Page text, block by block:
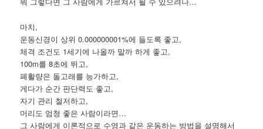
마치,
운동신경이 상위 0.000000001%에 들도록 좋고,
체격 조건도 1세기에 나올까 말까 하게 좋고,
100m를 8초에 뛰고,
폐활량은 돌고래를 능가하고,
게다가 순간 판단력도 좋고,
자기 관리 철저하고,
머리도 엄청 좋은 사람이라면…
그 사람에게 이론적으로 수영과 같은 운동하는 방법을 설명해서